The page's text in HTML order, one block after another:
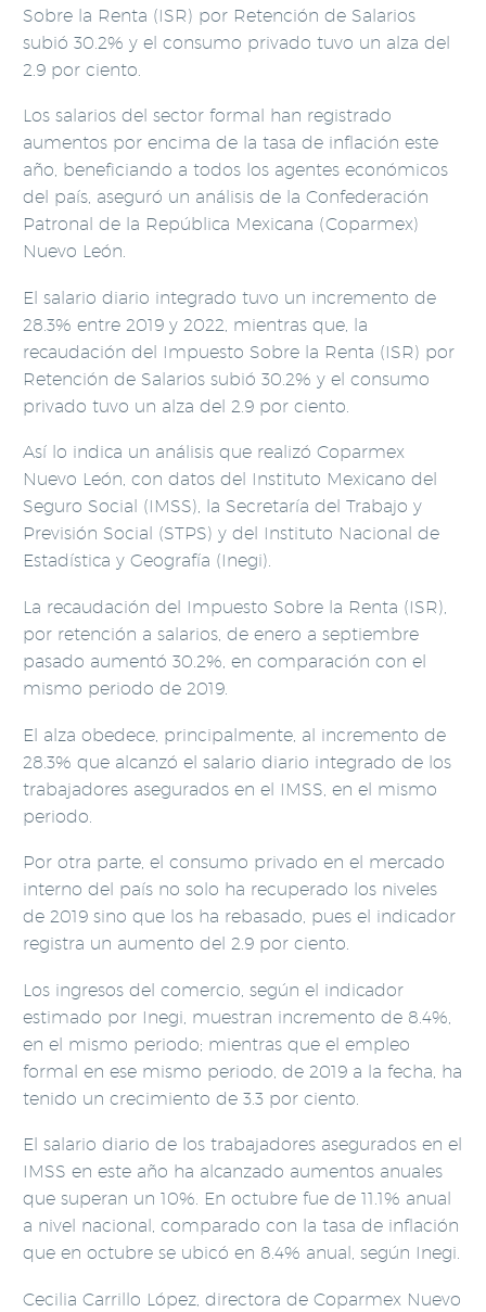
Sobre la Renta (ISR) por Retención de Salarios
subió 30.2% y el consumo privado tuvo un alza del
2.9 por ciento.
Los salarios del sector formal han registrado
aumentos por encima de la tasa de inflación este
año, beneficiando a todos los agentes económicos
del país, aseguró un análisis de la Confederación
Patronal de la República Mexicana (Coparmex)
Nuevo León.
El salario diario integrado tuvo un incremento de
28.3% entre 2019 y 2022, mientras que, la
recaudación del Impuesto Sobre la Renta (ISR) por
Retención de Salarios subió 30.2% y el consumo
privado tuvo un alza del 2.9 por ciento.
Así lo indica un análisis que realizó Coparmex
Nuevo León, con datos del Instituto Mexicano del
Seguro Social (IMSS), la Secretaría del Trabajo y
Previsión Social (STPS) y del Instituto Nacional de
Estadística y Geografía (Inegi).
La recaudación del Impuesto Sobre la Renta (ISR),
por retención a salarios, de enero a septiembre
pasado aumentó 30.2%, en comparación con el
mismo periodo de 2019.
El alza obedece, principalmente, al incremento de
28.3% que alcanzó el salario diario integrado de los
trabajadores asegurados en el IMSS, en el mismo
periodo.
Por otra parte, el consumo privado en el mercado
interno del país no solo ha recuperado los niveles
de 2019 sino que los ha rebasado, pues el indicador
registra un aumento del 2.9 por ciento.
Los ingresos del comercio, según el indicador
estimado por Inegi, muestran incremento de 8.4%,
en el mismo periodo; mientras que el empleo
formal en ese mismo periodo, de 2019 a la fecha, ha
tenido un crecimiento de 3.3 por ciento.
El salario diario de los trabajadores asegurados en el
IMSS en este año ha alcanzado aumentos anuales
que superan un 10%. En octubre fue de 11.1% anual
a nivel nacional, comparado con la tasa de inflación
que en octubre se ubicó en 8.4% anual, según Inegi.
Cecilia Carrillo López, directora de Coparmex Nuevo